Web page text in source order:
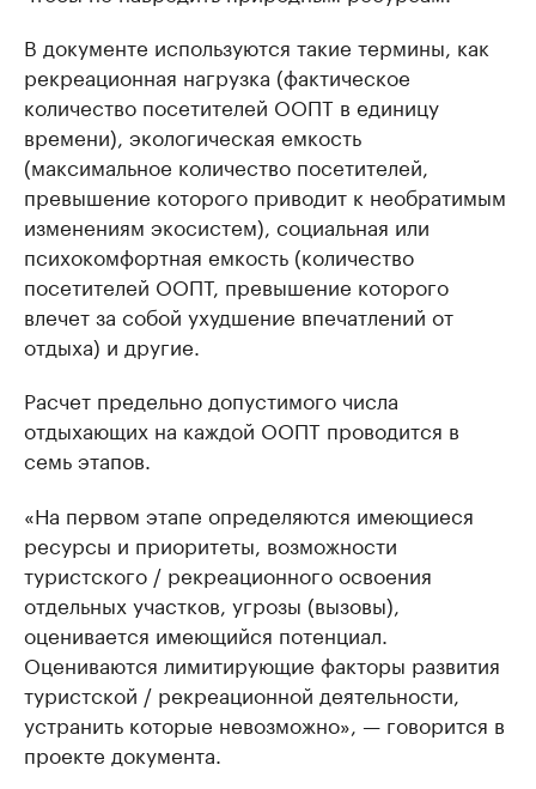
В документе используются такие термины, как
рекреационная нагрузка (фактическое
количество посетителей ООПТ в единицу
времени), экологическая емкость
(максимальное количество посетителей,
превышение которого приводит к необратимым
изменениям экосистем), социальная или
психокомфортная емкость (количество
посетителей ООПТ, превышение которого
влечет за собой ухудшение впечатлений от
отдыха) и другие.
Расчет предельно допустимого числа
отдыхающих на каждой ООПТ проводится в
семь этапов.
«На первом этапе определяются имеющиеся
ресурсы и приоритеты, возможности
туристского / рекреационного освоения
отдельных участков, угрозы (вызовы),
оценивается имеющийся потенциал.
Оцениваются лимитирующие факторы развития
туристской / рекреационной деятельности,
устранить которые невозможно», — говорится в
проекте документа.